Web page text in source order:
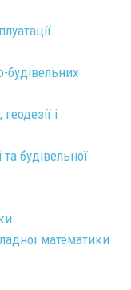
будівельних
і
будівельної
математики